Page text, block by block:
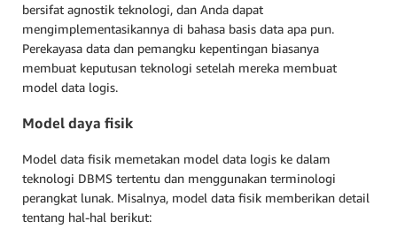
bersifat agnostik teknologi, dan Anda dapat
mengimplementasikannya di bahasa basis data apa pun.
Perekayasa data dan pemangku kepentingan biasanya
membuat keputusan teknologi setelah mereka membuat
model data logis.
Model daya fisik
Model data fisik memetakan model data logis ke dalam
teknologi DBMS tertentu dan menggunakan terminologi
perangkat lunak. Misalnya, model data fisik memberikan detail
tentang hal-hal berikut: